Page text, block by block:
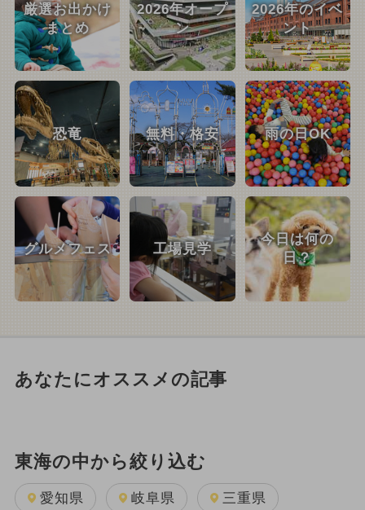
厳選お出かけ
まとめ
2026年オープ
ン
2026年のイベ
ント
恐竜 無料・格安 雨の日OK
グルメフェス 工場見学
今日は何の
日？
あなたにオススメの記事
東海の中から絞り込む
愛知県 岐阜県 三重県